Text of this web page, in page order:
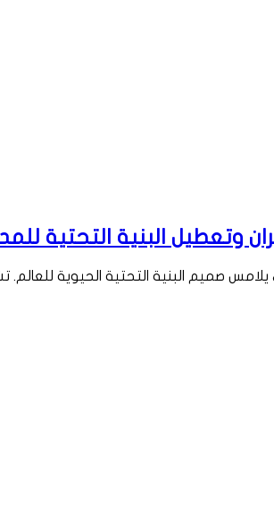
وتعطيل البنية التحتية
صميم البنية التحتية الحيوية للعالم.